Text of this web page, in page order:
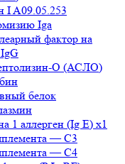
I A09.05.253
Iga
фактор на
О (АСЛО)
белок
1 аллерген (Ig E) x1
— С3
— С4